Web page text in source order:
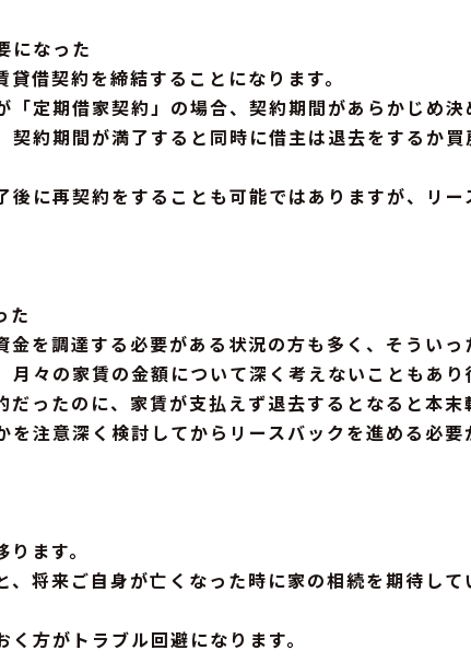
になった
借契約を締結することになります。
定期借家契約」の場合、契約期間があらかじめ
約期間が満了すると同時に借主は退去をするか
に再契約をすることも可能ではありますが、リ
た
を調達する必要がある状況の方も多く、そうい
々の家賃の金額について深く考えないこともあり
ったのに、家賃が支払えず退去するとなると本末
注意深く検討してからリースバックを進める必要
ます。
将来ご自身が亡くなった時に家の相続を期待し
方がトラブル回避になります。